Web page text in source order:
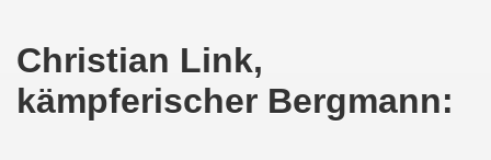
Christian Link,
kämpferischer Bergmann:
der Bergleute und ihrer Familien am 17.06.2019 und
diskutiert am 13.05.2019 mit Europawahl-